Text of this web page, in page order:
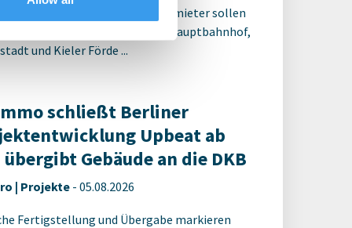
und ein weiterer Ankermieter sollen
Standort zwischen Hauptbahnhof,
und Kieler Förde ...
schließt Berliner
Upbeat ab
Gebäude an die DKB
| Projekte - 05.08.2026
Fertigstellung und Übergabe markieren